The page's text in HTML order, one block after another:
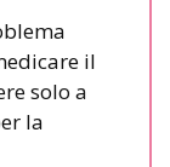
il
solo a
la